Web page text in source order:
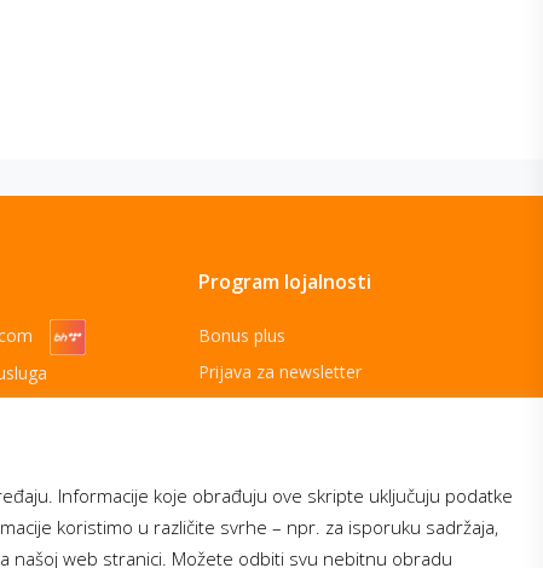
Program lojalnosti
Bonus plus
Prijava za newsletter
Informacije koje obrađuju ove skripte uključuju podatke
koristimo u različite svrhe – npr. za isporuku sadržaja,
našoj web stranici. Možete odbiti svu nebitnu obradu